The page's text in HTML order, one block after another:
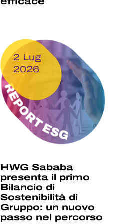
2 Lug
2026
HWG Sababa
presenta il primo
Bilancio di
Sostenibilità di
Gruppo: un nuovo
passo nel percorso